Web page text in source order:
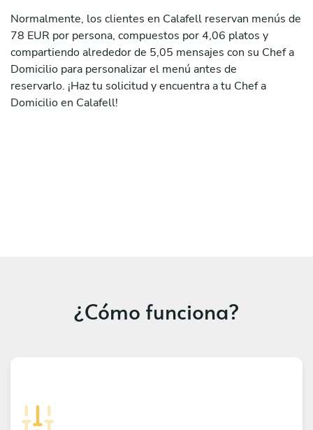
Normalmente, los clientes en Calafell reservan menús de
78 EUR por persona, compuestos por 4,06 platos y
compartiendo alrededor de 5,05 mensajes con su Chef a
Domicilio para personalizar el menú antes de
reservarlo. ¡Haz tu solicitud y encuentra a tu Chef a
Domicilio en Calafell!
¿Cómo funciona?